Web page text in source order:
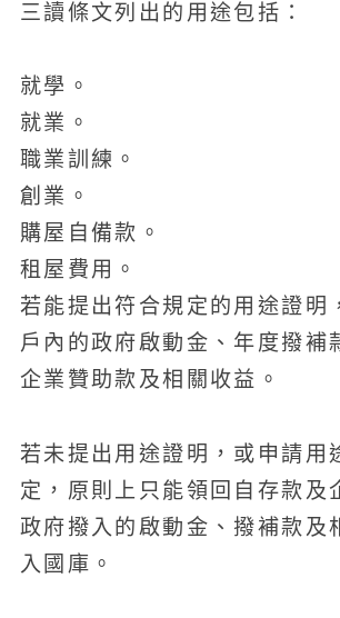
三讀條文列出的用途包括：
就學。
就業。
職業訓練。
創業。
購屋自備款。
租屋費用。
若能提出符合規定的用途證明
戶內的政府啟動金、年度撥補
企業贊助款及相關收益。
若未提出用途證明，或申請用
定，原則上只能領回自存款及
政府撥入的啟動金、撥補款及
入國庫。